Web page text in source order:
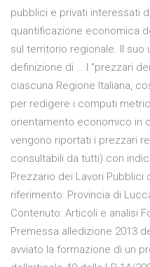
pubblici e privati interessati
quantificazione economica
sul territorio regionale. Il
definizione di … I "prezzari
ciascuna Regione Italiana,
per redigere i computi
orientamento economico in
vengono riportati i prezzari
consultabili da tutti) con
Prezzario dei Lavori Pubblici
riferimento: Provincia di
Contenuto: Articoli e analisi
Premessa alledizione 2013
avviato la formazione di un